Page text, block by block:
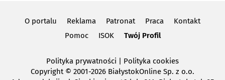
O portalu Reklama Patronat Praca
Kontakt
Pomoc
ISOK Twój Profil
Polityka prywatności | Polityka cookies
Copyright © 2001-2026 BiałystokOnline Sp. z o.o.